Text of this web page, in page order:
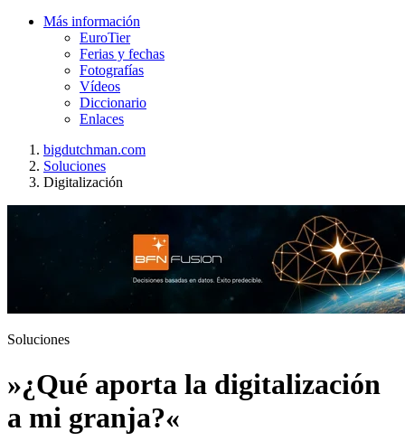
Más información
EuroTier
Ferias y fechas
Fotografías
Vídeos
Diccionario
Enlaces
bigdutchman.com
Soluciones
Digitalización
Soluciones
»¿Qué aporta la digitalización
a mi granja?«